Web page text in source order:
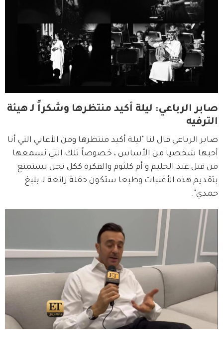
صابر الرباعي: ليلة أكيد منتظرها وشكراً لـ هيئة
الترفيه
صابر الرباعي قال لنا "ليلة أكيد منتظرها ومن الأغاني التي أنا
أحبها شخصيا من الأساس ، خصوصاً تلك التي نسمعها
من قبل عبد الحليم و أم كلثوم والفكرة ككل نحن نستمتع
بتقديم هذه الأغنيات وطبعا ستكون حفلة رائعة لـ بليغ
حمدي".